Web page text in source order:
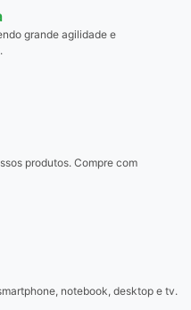
grande agilidade e
produtos. Compre com
notebook, desktop e tv.